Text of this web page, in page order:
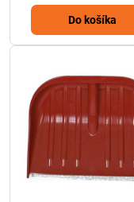
Do košíka